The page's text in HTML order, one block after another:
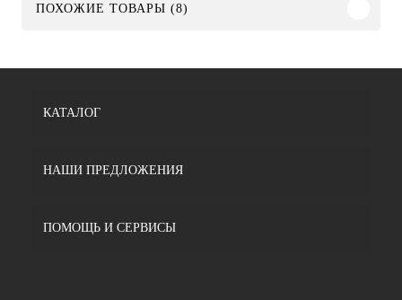
ПОХОЖИЕ ТОВАРЫ (8)
КАТАЛОГ
НАШИ ПРЕДЛОЖЕНИЯ
ПОМОЩЬ И СЕРВИСЫ